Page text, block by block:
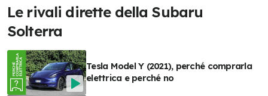
Le rivali dirette della Subaru
Solterra
Tesla Model Y (2021), perché comprarla
elettrica e perché no